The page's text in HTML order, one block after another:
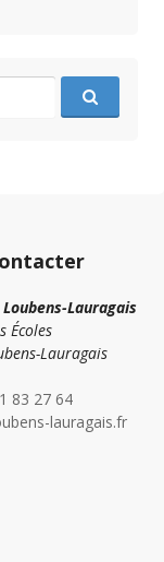
Lauragais
Écoles
Lauragais
83 27 64
lauragais.fr